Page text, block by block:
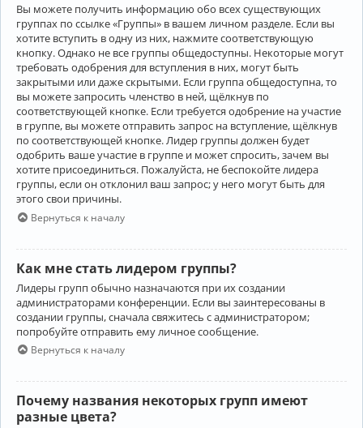
Вы можете получить информацию обо всех существующих
группах по ссылке «Группы» в вашем личном разделе. Если вы
хотите вступить в одну из них, нажмите соответствующую
кнопку. Однако не все группы общедоступны. Некоторые могут
требовать одобрения для вступления в них, могут быть
закрытыми или даже скрытыми. Если группа общедоступна, то
вы можете запросить членство в ней, щёлкнув по
соответствующей кнопке. Если требуется одобрение на участие
в группе, вы можете отправить запрос на вступление, щёлкнув
по соответствующей кнопке. Лидер группы должен будет
одобрить ваше участие в группе и может спросить, зачем вы
хотите присоединиться. Пожалуйста, не беспокойте лидера
группы, если он отклонил ваш запрос; у него могут быть для
этого свои причины.
Вернуться к началу
Как мне стать лидером группы?
Лидеры групп обычно назначаются при их создании
администраторами конференции. Если вы заинтересованы в
создании группы, сначала свяжитесь с администратором;
попробуйте отправить ему личное сообщение.
Вернуться к началу
Почему названия некоторых групп имеют
разные цвета?